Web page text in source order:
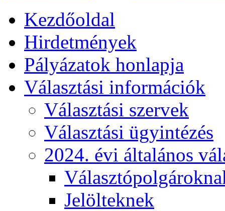
Kezdőoldal
Hirdetmények
Pályázatok honlapja
Választási információk
Választási szervek
Választási ügyintézés
2024. évi általános
Jelölteknek